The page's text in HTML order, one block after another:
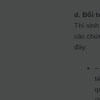
d. Đối
Thí
các
đây:
–